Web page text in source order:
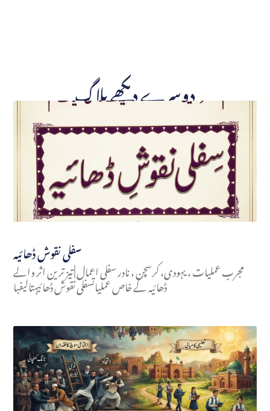
دوسرے دیکھے بلاگ
سفلی نقوش ڈھائیہ
مجرب عملیات ، یہودی، کرسچن ، نادر سفلی اعمال | تیز ترین اثر والے
ڈھائیہ کے خاص عملیاتسفلی نقوش ڈھائیہتالیفبا